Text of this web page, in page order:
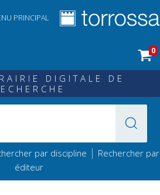
PRINCIPAL
0
DIGITALE DE
par discipline | Rechercher par
éditeur